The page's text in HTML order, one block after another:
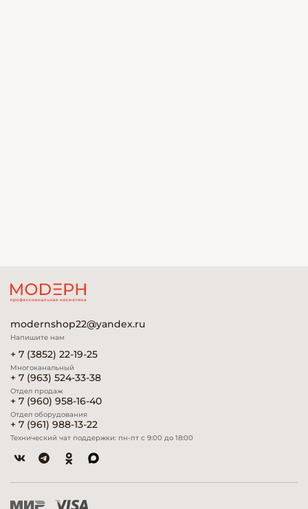
modernshop22@yandex.ru
Напишите нам
+ 7 (3852) 22-19-25
Многоканальный
+ 7 (963) 524-33-38
Отдел продаж
+ 7 (960) 958-16-40
Отдел оборудования
+ 7 (961) 988-13-22
Технический чат поддержки: пн-пт с 9:00 до 18:00